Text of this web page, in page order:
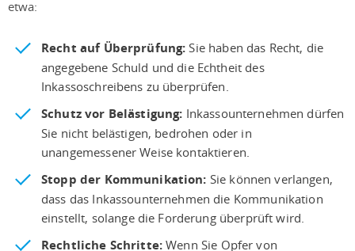
etwa:
Recht auf Überprüfung: Sie haben das Recht, die
angegebene Schuld und die Echtheit des
Inkassoschreibens zu überprüfen.
Schutz vor Belästigung: Inkassounternehmen dürfen
Sie nicht belästigen, bedrohen oder in
unangemessener Weise kontaktieren.
Stopp der Kommunikation: Sie können verlangen,
dass das Inkassounternehmen die Kommunikation
einstellt, solange die Forderung überprüft wird.
Rechtliche Schritte: Wenn Sie Opfer von